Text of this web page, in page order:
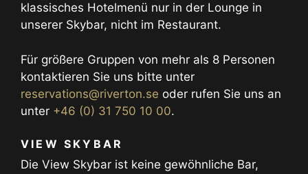
klassisches Hotelmenü nur in der Lounge in
unserer Skybar, nicht im Restaurant.
Für größere Gruppen von mehr als 8 Personen
kontaktieren Sie uns bitte unter
reservations@riverton.se oder rufen Sie uns an
unter +46 (0) 31 750 10 00.
VIEW SKYBAR
Die View Skybar ist keine gewöhnliche Bar,